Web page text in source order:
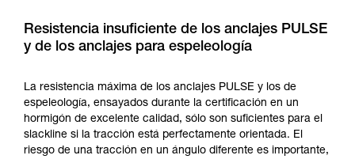
Resistencia insuficiente de los anclajes PULSE
y de los anclajes para espeleología
La resistencia máxima de los anclajes PULSE y los de
espeleología, ensayados durante la certificación en un
hormigón de excelente calidad, sólo son suficientes para el
slackline si la tracción está perfectamente orientada. El
riesgo de una tracción en un ángulo diferente es importante,